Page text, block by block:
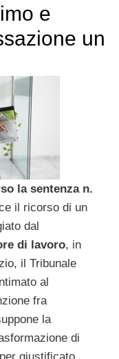
e
un
la sentenza n.
il ricorso di un
dal
di lavoro, in
il Tribunale
al
fra
la
di
giustificato